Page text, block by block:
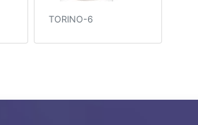
TORINO-6